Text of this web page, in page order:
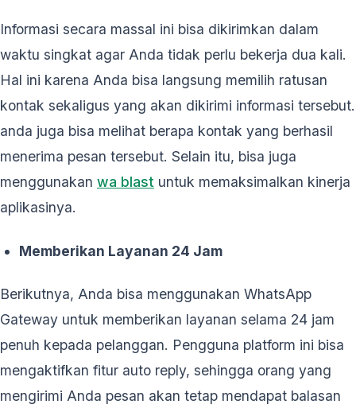
Informasi secara massal ini bisa dikirimkan dalam
waktu singkat agar Anda tidak perlu bekerja dua kali.
Hal ini karena Anda bisa langsung memilih ratusan
kontak sekaligus yang akan dikirimi informasi tersebut.
anda juga bisa melihat berapa kontak yang berhasil
menerima pesan tersebut. Selain itu, bisa juga
menggunakan wa blast untuk memaksimalkan kinerja
aplikasinya.
Memberikan Layanan 24 Jam
Berikutnya, Anda bisa menggunakan WhatsApp
Gateway untuk memberikan layanan selama 24 jam
penuh kepada pelanggan. Pengguna platform ini bisa
mengaktifkan fitur auto reply, sehingga orang yang
mengirimi Anda pesan akan tetap mendapat balasan